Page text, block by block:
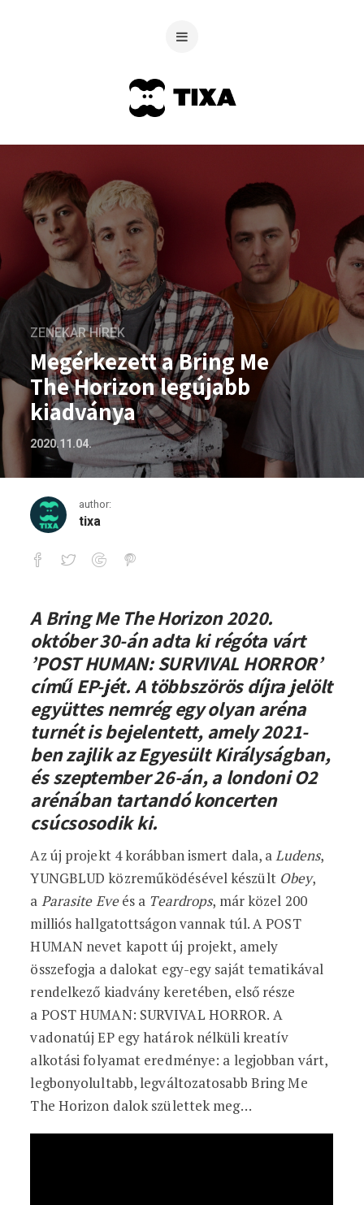
ZENEKAR HÍREK
Megérkezett a Bring Me
The Horizon legújabb
kiadványa
2020.11.04.
author:
tixa
Megérkezett a Bring Me The Horizon
A Bring Me The Horizon 2020.
október 30-án adta ki régóta várt
’POST HUMAN: SURVIVAL HORROR’
című EP-jét. A többszörös díjra jelölt
együttes nemrég egy olyan aréna
turnét is bejelentett, amely 2021-
ben zajlik az Egyesült Királyságban,
és szeptember 26-án, a londoni O2
arénában tartandó koncerten
csúcsosodik ki.
Az új projekt 4 korábban ismert dala, aLudens,
YUNGBLUD közreműködésével készült Obey,
a Parasite Eveés a Teardrops, már közel 200
milliós hallgatottságon vannak túl. A POST
HUMAN nevet kapott új projekt, amely
összefogja a dalokat egy-egy saját tematikával
rendelkező kiadvány keretében, első része
a POST HUMAN: SURVIVAL HORROR. A
vadonatúj EP egy határok nélküli kreatív
alkotási folyamat eredménye: a legjobban várt,
legbonyolultabb, legváltozatosabb Bring Me
The Horizon dalok születtek meg…